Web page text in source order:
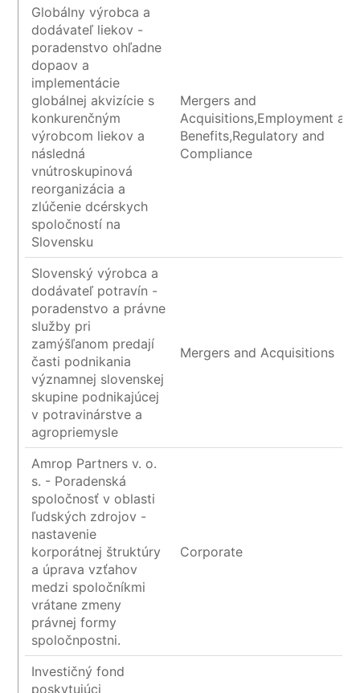
Globálny výrobca a
dodávateľ liekov -
poradenstvo ohľadne
dopaov a
implementácie
globálnej akvizície s
konkurenčným
výrobcom liekov a
následná
vnútroskupinová
reorganizácia a
zlúčenie dcérskych
spoločností na
Slovensku
Mergers and
Acquisitions,Employment and
Benefits,Regulatory and
Compliance
Slovenský výrobca a
dodávateľ potravín -
poradenstvo a právne
služby pri
zamýšľanom predají
časti podnikania
významnej slovenskej
skupine podnikajúcej
v potravinárstve a
agropriemysle
Mergers and Acquisitions
Amrop Partners v. o.
s. - Poradenská
spoločnosť v oblasti
ľudských zdrojov -
nastavenie
korporátnej štruktúry
a úprava vzťahov
medzi spoločníkmi
vrátane zmeny
právnej formy
spoločnpostni.
Corporate
Investičný fond
poskytujúci